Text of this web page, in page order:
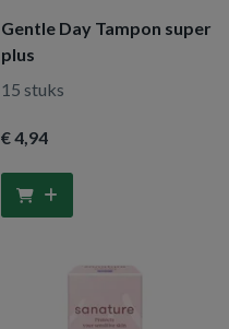
Gentle Day Tampon super
plus
15 stuks
€ 4,94